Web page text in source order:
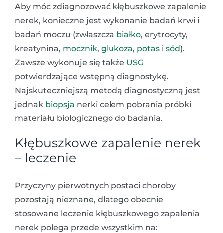
Aby móc zdiagnozować kłębuszkowe zapalenie
nerek, konieczne jest wykonanie badań krwi i
badań moczu (zwłaszcza białko, erytrocyty,
kreatynina, mocznik, glukoza, potas i sód).
Zawsze wykonuje się także USG
potwierdzające wstępną diagnostykę.
Najskuteczniejszą metodą diagnostyczną jest
jednak biopsja nerki celem pobrania próbki
materiału biologicznego do badania.
Kłębuszkowe zapalenie nerek
– leczenie
Przyczyny pierwotnych postaci choroby
pozostają nieznane, dlatego obecnie
stosowane leczenie kłębuszkowego zapalenia
nerek polega przede wszystkim na: